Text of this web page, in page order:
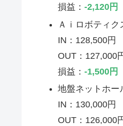
損益： -2,120円
Ａｉロボティク
IN：128,500円
OUT：127,000
損益： -1,500円
地盤ネットホー
IN：130,000円
OUT：126,000